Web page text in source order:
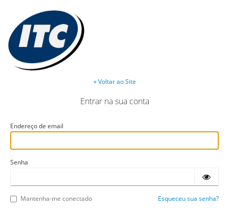
« Voltar ao Site
Entrar na sua conta
Endereço de email
Senha
Mantenha-me conectado Esqueceu sua senha?